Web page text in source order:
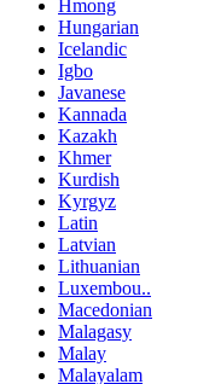
Hmong
Hungarian
Icelandic
Igbo
Javanese
Kannada
Kazakh
Khmer
Kurdish
Kyrgyz
Latin
Latvian
Lithuanian
Luxembou..
Macedonian
Malagasy
Malay
Malayalam